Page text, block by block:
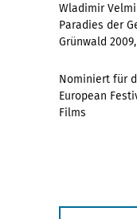
Wladimir
Paradies der
Grünwald
Nominiert für
European
Films